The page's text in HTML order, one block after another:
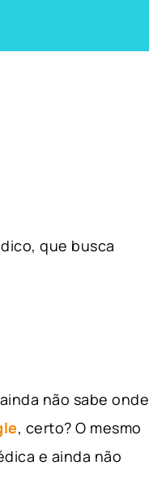
que busca
não sabe onde
, certo? O mesmo
e ainda não